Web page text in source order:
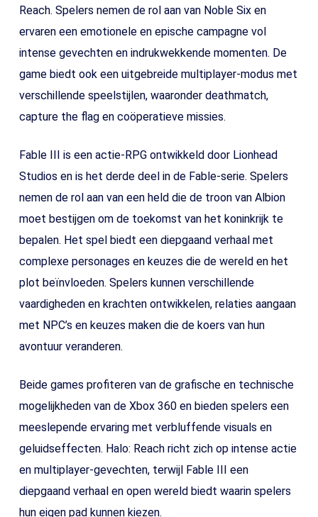
Reach. Spelers nemen de rol aan van Noble Six en
ervaren een emotionele en epische campagne vol
intense gevechten en indrukwekkende momenten. De
game biedt ook een uitgebreide multiplayer-modus met
verschillende speelstijlen, waaronder deathmatch,
capture the flag en coöperatieve missies.
Fable III is een actie-RPG ontwikkeld door Lionhead
Studios en is het derde deel in de Fable-serie. Spelers
nemen de rol aan van een held die de troon van Albion
moet bestijgen om de toekomst van het koninkrijk te
bepalen. Het spel biedt een diepgaand verhaal met
complexe personages en keuzes die de wereld en het
plot beïnvloeden. Spelers kunnen verschillende
vaardigheden en krachten ontwikkelen, relaties aangaan
met NPC’s en keuzes maken die de koers van hun
avontuur veranderen.
Beide games profiteren van de grafische en technische
mogelijkheden van de Xbox 360 en bieden spelers een
meeslepende ervaring met verbluffende visuals en
geluidseffecten. Halo: Reach richt zich op intense actie
en multiplayer-gevechten, terwijl Fable III een
diepgaand verhaal en open wereld biedt waarin spelers
hun eigen pad kunnen kiezen.